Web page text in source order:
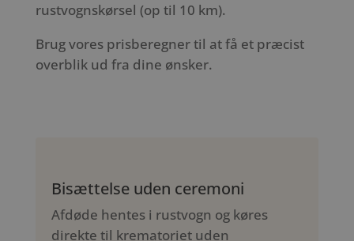
rustvognskørsel (op til 10 km).
Brug vores prisberegner til at få et præcist
overblik ud fra dine ønsker.
Bisættelse uden ceremoni
Afdøde hentes i rustvogn og køres
direkte til krematoriet uden